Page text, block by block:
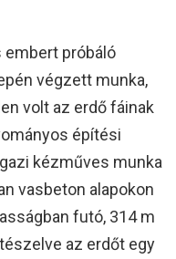
embert próbáló
végzett munka,
volt az erdő fáinak
építési
kézműves munka
vasbeton alapokon
futó, 314 m
az erdőt egy